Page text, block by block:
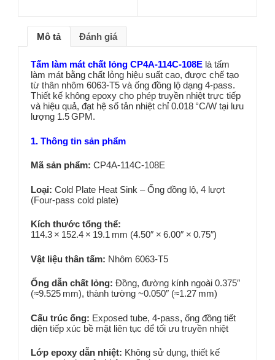
Mô tả Đánh giá
Tấm làm mát chất lỏng CP4A-114C-108E là tấm
làm mát bằng chất lỏng hiệu suất cao, được chế tạo
từ thân nhôm 6063‑T5 và ống đồng lộ dạng 4‑pass.
Thiết kế không epoxy cho phép truyền nhiệt trực tiếp
và hiệu quả, đạt hệ số tản nhiệt chỉ 0.018 °C/W tại lưu
lượng 1.5 GPM.
1. Thông tin sản phẩm
Mã sản phẩm: CP4A‑114C‑108E
Loại: Cold Plate Heat Sink – Ống đồng lộ, 4 lượt
(Four‑pass cold plate)
Kích thước tổng thể:
114.3 × 152.4 × 19.1 mm (4.50″ × 6.00″ × 0.75″)
Vật liệu thân tấm: Nhôm 6063‑T5
Ống dẫn chất lỏng: Đồng, đường kính ngoài 0.375″
(≈9.525 mm), thành tường ~0.050″ (≈1.27 mm)
Cấu trúc ống: Exposed tube, 4‑pass, ống đồng tiết
diện tiếp xúc bề mặt liên tục để tối ưu truyền nhiệt
Lớp epoxy dẫn nhiệt: Không sử dụng, thiết kế